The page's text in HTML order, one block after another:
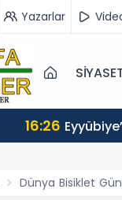
Yazarlar
16:26
Dünya Bisiklet